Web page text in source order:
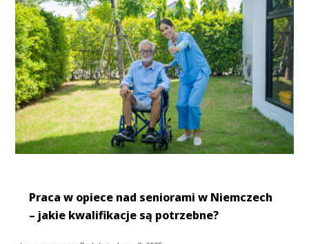
Praca w opiece nad seniorami w Niemczech
– jakie kwalifikacje są potrzebne?